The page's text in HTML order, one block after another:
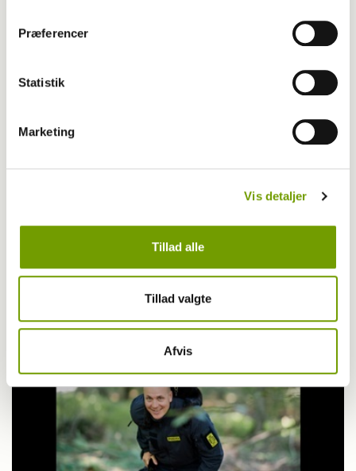
Præferencer
Statistik
Marketing
Vis detaljer
Tillad alle
Tillad valgte
Afvis
Cecilie Friis Amstrup
Danmarks bedste politihund er gået bort